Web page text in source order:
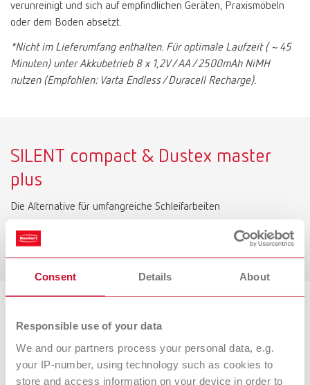
Consent Details About
Responsible use of your data
We and our partners process your personal data, e.g.
your IP-number, using technology such as cookies to
store and access information on your device in order to
verunreinigt und sich auf empfindlichen Geräten, Praxismöbeln
oder dem Boden absetzt.
*Nicht im Lieferumfang enthalten. Für optimale Laufzeit ( ~ 45
Minuten) unter Akkubetrieb 8 x 1,2V / AA / 2500mAh NiMH
nutzen (Empfohlen: Varta Endless / Duracell Recharge).
SILENT compact & Dustex master
plus
Die Alternative für umfangreiche Schleifarbeiten
Mehr erfahren!
Produktvarianten
SILENT XS, 100-240V